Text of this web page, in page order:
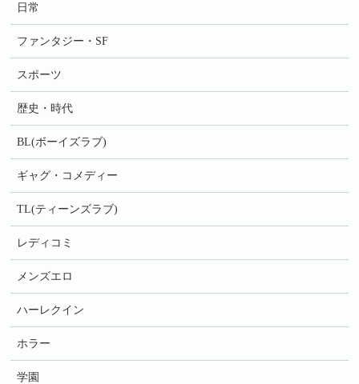
日常
ファンタジー・SF
スポーツ
歴史・時代
BL(ボーイズラブ)
ギャグ・コメディー
TL(ティーンズラブ)
レディコミ
メンズエロ
ハーレクイン
ホラー
学園